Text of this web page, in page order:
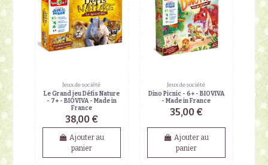
Jeux de société
Le Grand jeu Défis Nature
- 7+ - BIOVIVA - Made in
France
38,00 €
Ajouter au
panier
Jeux de société
Dino Picnic - 6+ - BIOVIVA
- Made in France
35,00 €
Ajouter au
panier